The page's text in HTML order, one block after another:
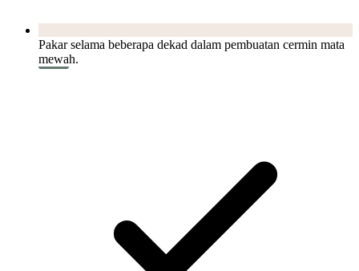
Pakar selama beberapa dekad dalam pembuatan cermin mata
mewah.